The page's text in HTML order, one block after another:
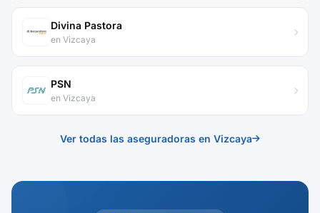
Divina Pastora
en Vizcaya
PSN
en Vizcaya
Ver todas las aseguradoras en Vizcaya